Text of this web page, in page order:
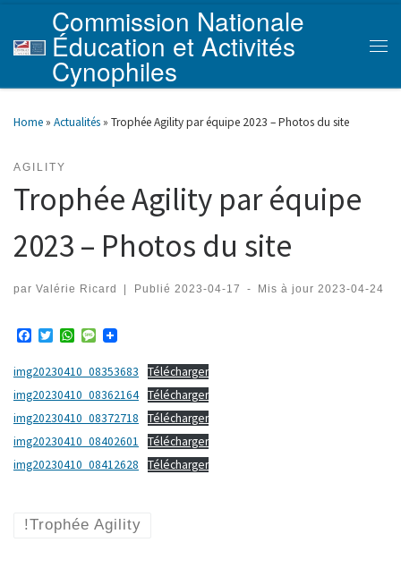
Skip to content
Commission Nationale
Éducation et Activités
Cynophiles
Home » Actualités » Trophée Agility par équipe 2023 – Photos du site
AGILITY
Trophée Agility par équipe
2023 – Photos du site
par Valérie Ricard Publié 2023-04-17 - Mis à jour 2023-04-24
c
e
b
o
k
T
i
t
t
r
W
a
t
s
p
p
M
s
s
a
e
img20230410_08353683
Télécharger
img20230410_08362164 Télécharger
img20230410_08372718
Télécharger
img20230410_08402601
Télécharger
img20230410_08412628
Télécharger
!Trophée Agility